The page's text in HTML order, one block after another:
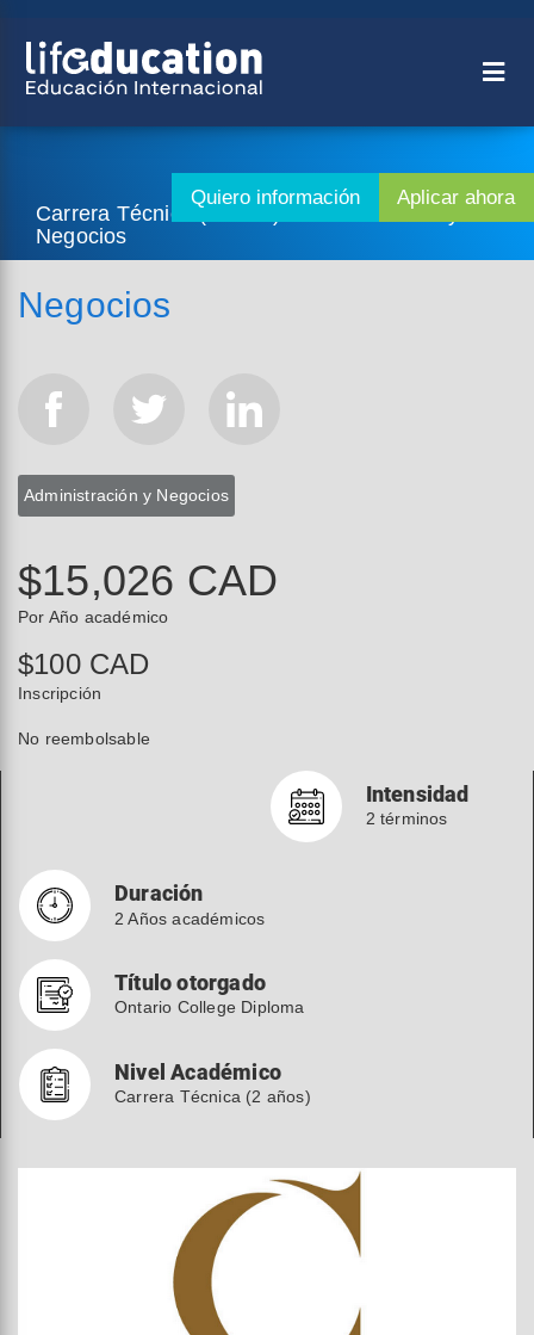
Carrera Técnica (2 años) - Administración y
Negocios
Negocios
Administración y Negocios
$15,026 CAD
Por Año académico
$100 CAD
Inscripción
No reembolsable
Duración
2 Años académicos
Intensidad
2 términos
Título otorgado
Ontario College Diploma
Nivel Académico
Carrera Técnica (2 años)